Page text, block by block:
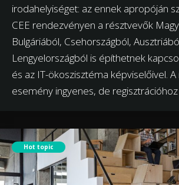
irodahelyiséget: az ennek apropóján
CEE rendezvényen a résztvevők
Bulgáriából, Csehországból,
Lengyelországból is építhetnek
és az IT-ökoszisztéma képviselőivel.
esemény ingyenes, de
Hot topic